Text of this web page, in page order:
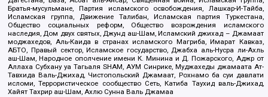
Братья-мусульмане, Партия исламского освобождения, Лашкар-И-Тайба,
Исламская группа, Движение Талибан, Исламская партия Туркестана,
Общество социальных реформ, Общество возрождения исламского
наследия, Дом двух святых, Джунд аш-Шам, Исламский джихад – Джамаат
моджахедов, Аль-Каида в странах исламского Магриба, Имарат Кавказ,
АБТО, Правый сектор, Исламское государство, Джабха аль-Нусра ли-Ахль
аш-Шам, Народное ополчение имени К. Минина и Д. Пожарского, Аджр от
Аллаха Субхану уа Тагьаля SHAM, АУМ Синрике, Муджахеды джамаата Ат-
Тавхида Валь-Джихад, Чистопольский Джамаат, Рохнамо ба суи давлати
исломи, Террористическое сообщество Сеть, Катиба Таухид валь-Джихад,
Хайят Тахрир аш-Шам, Ахлю Сунна Валь Джамаа